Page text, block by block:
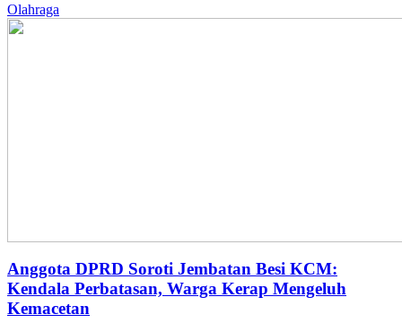
Olahraga
Anggota DPRD Soroti Jembatan Besi KCM:
Kendala Perbatasan, Warga Kerap Mengeluh
Kemacetan